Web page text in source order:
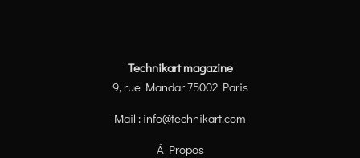
Technikart magazine
9, rue Mandar 75002 Paris
Mail : info@technikart.com
À Propos